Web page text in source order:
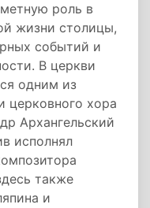
роль в
жизни столицы,
событий и
В церкви
одним из
церковного хора
Архангельский
исполнял
также
и